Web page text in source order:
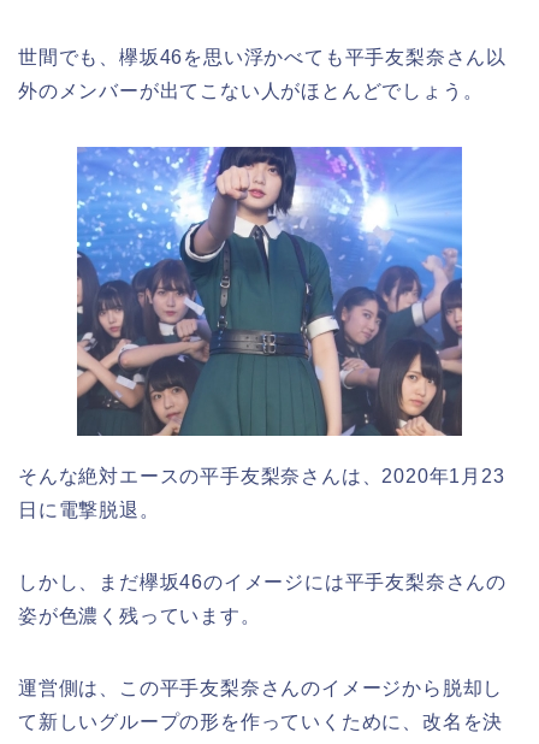
世間でも、欅坂46を思い浮かべても平手友梨奈さん以
外のメンバーが出てこない人がほとんどでしょう。
そんな絶対エースの平手友梨奈さんは、2020年1月23
日に電撃脱退。
しかし、まだ欅坂46のイメージには平手友梨奈さんの
姿が色濃く残っています。
運営側は、この平手友梨奈さんのイメージから脱却し
て新しいグループの形を作っていくために、改名を決